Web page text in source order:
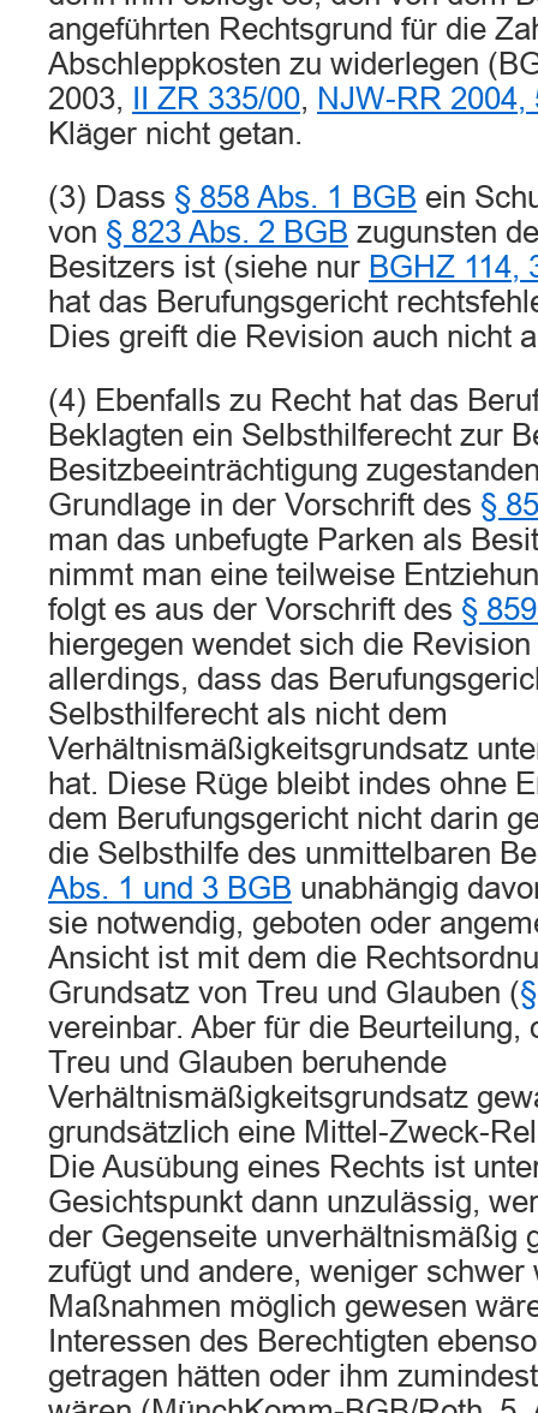
angeführten Rechtsgrund für die
Abschleppkosten zu widerlegen
2003,
II ZR 335/00, NJW-RR 2004,
Kläger nicht getan.
(3) Dass § 858 Abs. 1 BGB ein
von § 823 Abs. 2 BGB zugunsten
Besitzers ist (siehe nur BGHZ 114,
hat das Berufungsgericht
Dies greift die Revision auch nicht
(4) Ebenfalls zu Recht hat das
Beklagten ein Selbsthilferecht zur
Besitzbeeinträchtigung
Grundlage in der Vorschrift des §
man das unbefugte Parken als
nimmt man eine teilweise
folgt es aus der Vorschrift des §
hiergegen wendet sich die
allerdings, dass das
Selbsthilferecht als nicht dem
Verhältnismäßigkeitsgrundsatz
hat. Diese Rüge bleibt indes ohne
dem Berufungsgericht nicht darin
die Selbsthilfe des unmittelbaren
Abs. 1 und 3 BGB unabhängig
sie notwendig, geboten oder
Ansicht ist mit dem die
Grundsatz von Treu und Glauben (
vereinbar. Aber für die Beurteilung,
Treu und Glauben beruhende
Verhältnismäßigkeitsgrundsatz
grundsätzlich eine Mittel-Zweck-
Die Ausübung eines Rechts ist
Gesichtspunkt dann unzulässig,
der Gegenseite unverhältnismäßig
zufügt und andere, weniger schwer
Maßnahmen möglich gewesen
Interessen des Berechtigten
getragen hätten oder ihm